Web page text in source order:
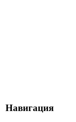
Навигация